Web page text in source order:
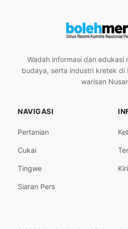
Wadah informasi dan edukasi
budaya, serta industri kretek di
warisan
NAVIGASI
Pertanian
Cukai
Tingwe
Siaran Pers